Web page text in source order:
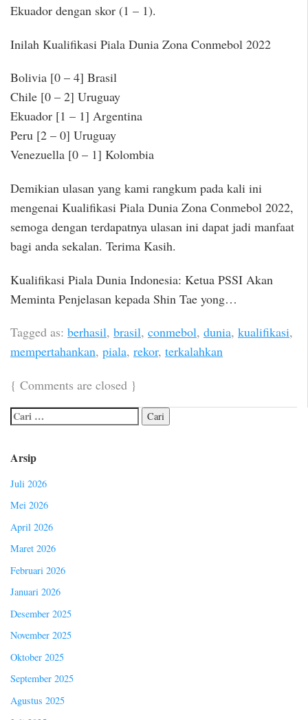
Ekuador dengan skor (1 – 1).
Inilah Kualifikasi Piala Dunia Zona Conmebol 2022
Bolivia [0 – 4] Brasil
Chile [0 – 2] Uruguay
Ekuador [1 – 1] Argentina
Peru [2 – 0] Uruguay
Venezuella [0 – 1] Kolombia
Demikian ulasan yang kami rangkum pada kali ini
mengenai Kualifikasi Piala Dunia Zona Conmebol 2022,
semoga dengan terdapatnya ulasan ini dapat jadi manfaat
bagi anda sekalan. Terima Kasih.
Kualifikasi Piala Dunia Indonesia: Ketua PSSI Akan
Meminta Penjelasan kepada Shin Tae yong…
Tagged as: berhasil, brasil, conmebol, dunia, kualifikasi,
mempertahankan, piala, rekor, terkalahkan
{ Comments are closed }
Arsip
Juli 2026
Mei 2026
April 2026
Maret 2026
Februari 2026
Januari 2026
Desember 2025
November 2025
Oktober 2025
September 2025
Agustus 2025